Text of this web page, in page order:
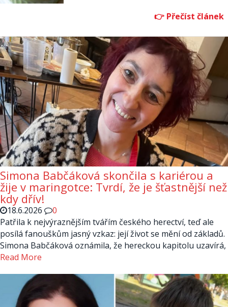
Simona Babčáková skončila s kariérou a
žije v maringotce: Tvrdí, že je šťastnější než
kdy dřív!
18.6.2026
0
Patřila k nejvýraznějším tvářím českého herectví, teď ale
posílá fanouškům jasný vzkaz: její život se mění od základů.
Simona Babčáková oznámila, že hereckou kapitolu uzavírá,
Read More